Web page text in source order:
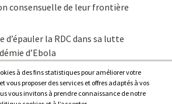
consensuelle de leur frontière
d’épauler la RDC dans sa lutte
d’Ebola
à des fins statistiques pour améliorer votre
vous proposer des services et offres adaptés à vos
vous invitons à prendre connaissance de notre